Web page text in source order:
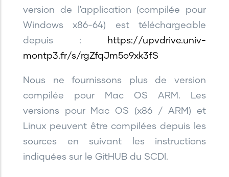
version de l'application (compilée pour
Windows x86-64) est téléchargeable
depuis :
https://upvdrive.univ-
montp3.fr/s/rgZfqJm5o9xk3fS
Nous ne fournissons plus de version
compilée pour Mac OS ARM. Les
versions pour Mac OS (x86 / ARM) et
Linux peuvent être compilées depuis les
sources en suivant les instructions
indiquées sur le GitHUB du SCDI.